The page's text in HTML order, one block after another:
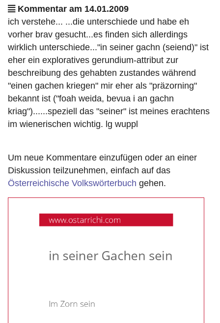
Kommentar am 14.01.2009
ich verstehe... ...die unterschiede und habe eh
vorher brav gesucht...es finden sich allerdings
wirklich unterschiede..."in seiner gachn (seiend)" ist
eher ein exploratives gerundium-attribut zur
beschreibung des gehabten zustandes während
"einen gachen kriegen" mir eher als "präzorning"
bekannt ist ("foah weida, bevua i an gachn
kriag")......speziell das "seiner" ist meines erachtens
im wienerischen wichtig. lg wuppl
Um neue Kommentare einzufügen oder an einer
Diskussion teilzunehmen, einfach auf das
Österreichische Volkswörterbuch gehen.